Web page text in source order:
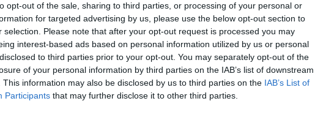
opt-out of the sale, sharing to third parties, or processing of your personal or
for targeted advertising by us, please use the below opt-out section to
selection. Please note that after your opt-out request is processed you may
interest-based ads based on personal information utilized by us or personal
to third parties prior to your opt-out. You may separately opt-out of the
of your personal information by third parties on the IAB’s list of downstream
This information may also be disclosed by us to third parties on the IAB’s List of
Participants that may further disclose it to other third parties.
EUROVISION
Von Lugano bis
sein
erfunden hat
Mai 2026